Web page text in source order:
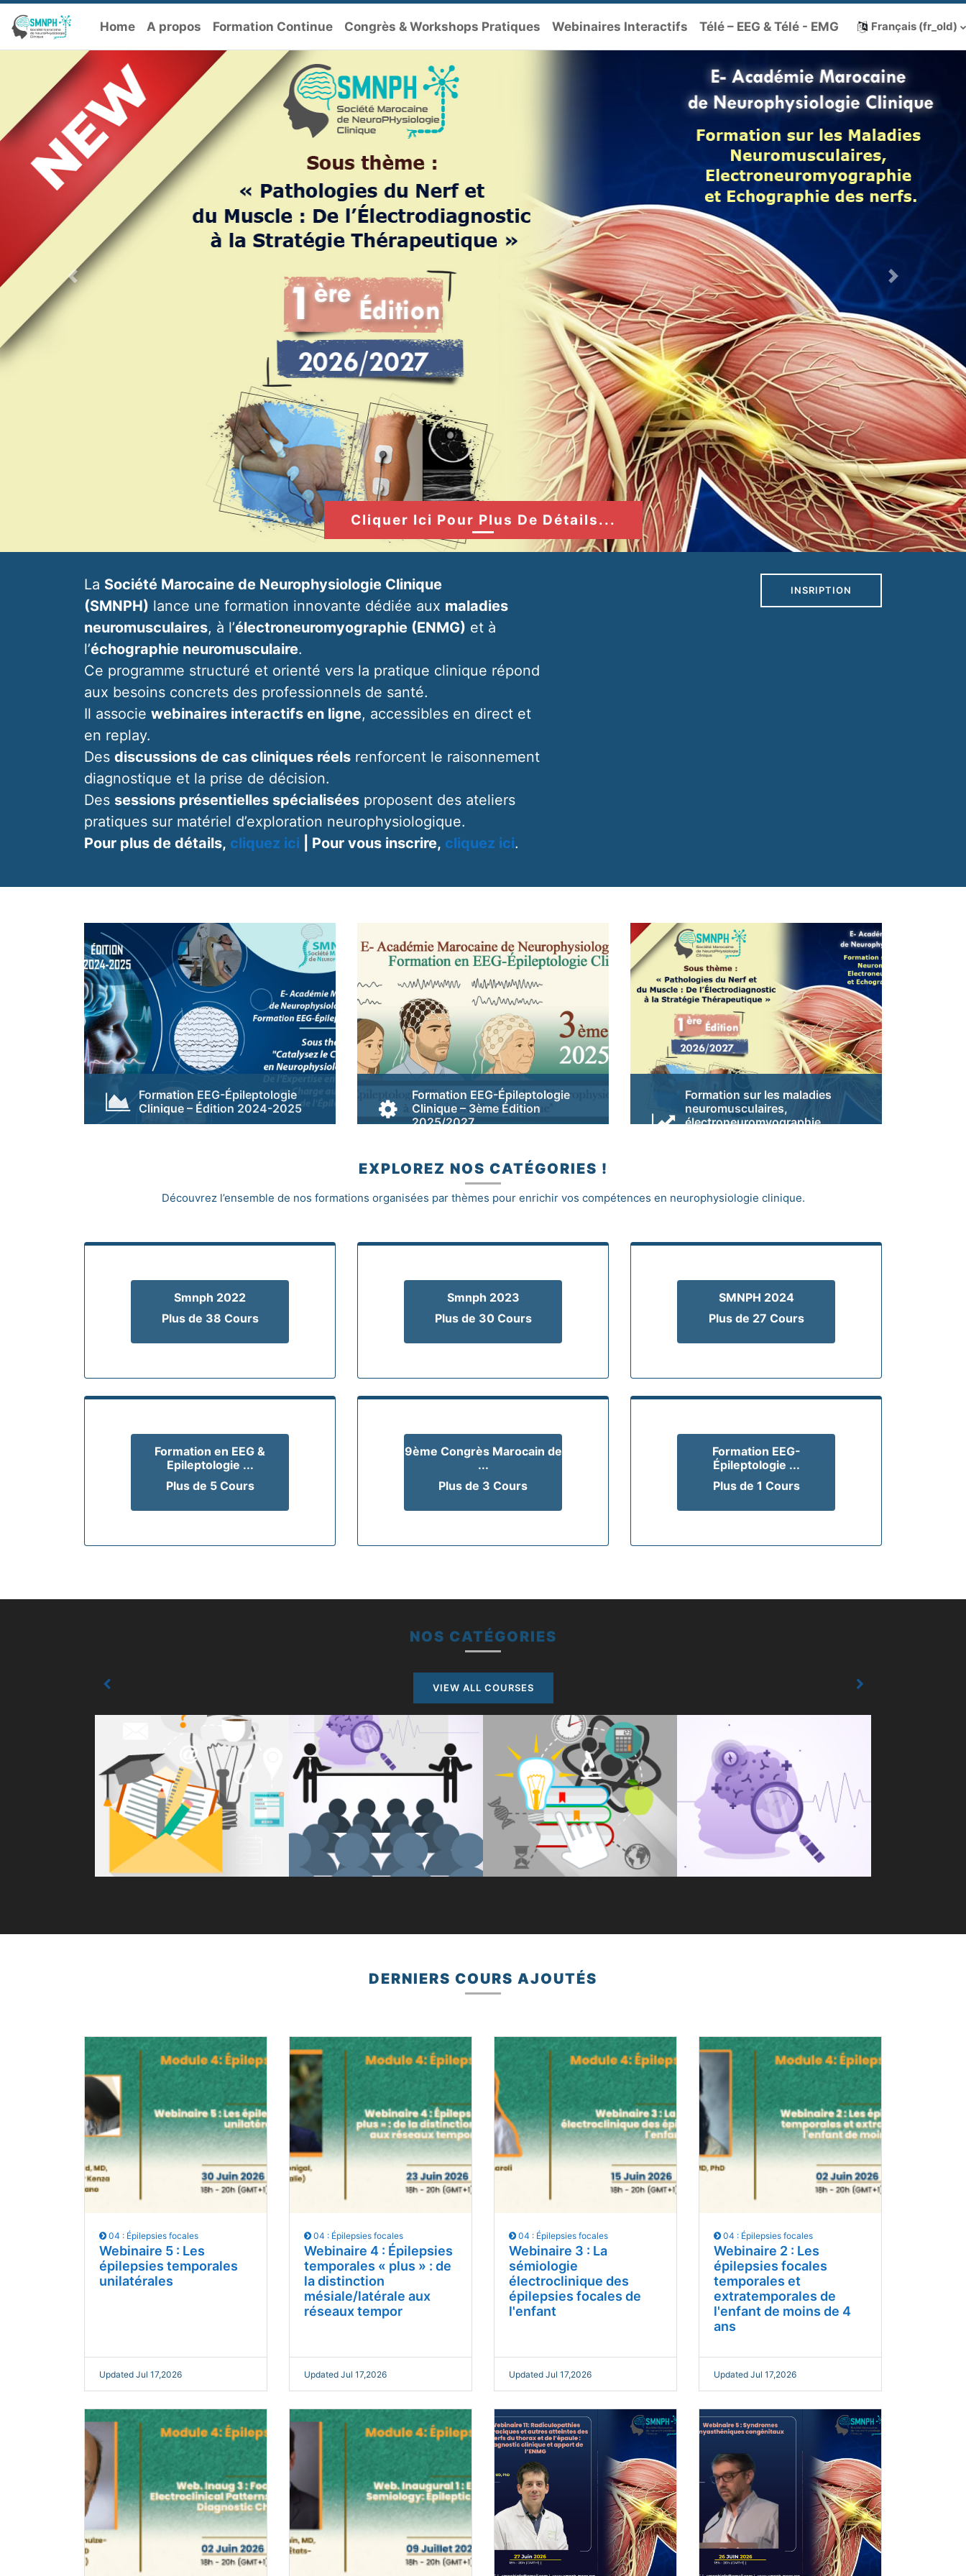
Home A propos Formation Continue Congrès & Workshops Pratiques Webinaires Interactifs Télé – EEG & Télé - EMG Français ‎(fr_old)‎
Cliquer Ici Pour Plus De Détails...
Previous Next
La Société Marocaine de Neurophysiologie Clinique
(SMNPH) lance une formation innovante dédiée aux maladies
neuromusculaires, à l’électroneuromyographie (ENMG) et à
l’échographie neuromusculaire.
Ce programme structuré et orienté vers la pratique clinique répond
aux besoins concrets des professionnels de santé.
Il associe webinaires interactifs en ligne, accessibles en direct et
en replay.
Des discussions de cas cliniques réels renforcent le raisonnement
diagnostique et la prise de décision.
Des sessions présentielles spécialisées proposent des ateliers
pratiques sur matériel d’exploration neurophysiologique.
Pour plus de détails, cliquez ici | Pour vous inscrire, cliquez ici.
INSRIPTION
Formation EEG-Épileptologie
Clinique – Édition 2024-2025
Formation EEG-Épileptologie
Clinique – 3ème Édition
2025/2027
(2025–2027) de cette initiative
ambitieuse, structurante et à
rayonnement international.
Formation sur les maladies
neuromusculaires,
électroneuromyographie
(ENMG) et Echographie Neuromusculaire
EXPLOREZ NOS CATÉGORIES !
Découvrez l’ensemble de nos formations organisées par thèmes pour enrichir vos compétences en neurophysiologie clinique.
Smnph 2022
Plus de 38 Cours
Smnph 2023
Plus de 30 Cours
SMNPH 2024
Plus de 27 Cours
Formation en EEG &
Epileptologie ...
Plus de 5 Cours
9ème Congrès Marocain de
...
Plus de 3 Cours
Formation EEG-
Épileptologie ...
Plus de 1 Cours
NOS CATÉGORIES
VIEW ALL COURSES
DERNIERS COURS AJOUTÉS
04 : Épilepsies focales
Webinaire 5 : Les
épilepsies temporales
unilatérales
Updated Jul 17,2026
04 : Épilepsies focales
Webinaire 4 : Épilepsies
temporales « plus » : de
la distinction
mésiale/latérale aux
réseaux tempor
Updated Jul 17,2026
04 : Épilepsies focales
Webinaire 3 : La
sémiologie
électroclinique des
épilepsies focales de
l'enfant
Updated Jul 17,2026
04 : Épilepsies focales
Webinaire 2 : Les
épilepsies focales
temporales et
extratemporales de
l'enfant de moins de 4
ans
Updated Jul 17,2026